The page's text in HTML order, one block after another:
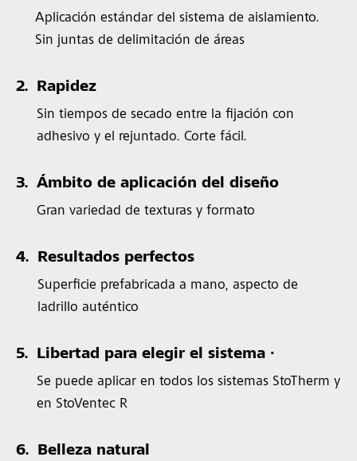
Aplicación estándar del sistema de aislamiento.
Sin juntas de delimitación de áreas
2. Rapidez
Sin tiempos de secado entre la fijación con
adhesivo y el rejuntado. Corte fácil.
3. Ámbito de aplicación del diseño
Gran variedad de texturas y formato
4. Resultados perfectos
Superficie prefabricada a mano, aspecto de
ladrillo auténtico
5. Libertad para elegir el sistema ∙
Se puede aplicar en todos los sistemas StoTherm y
en StoVentec R
6. Belleza natural